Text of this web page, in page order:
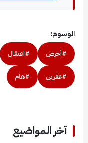
الوسوم:
#أحرص #اعتقال
#عفرين #هام
آخر المواضيع